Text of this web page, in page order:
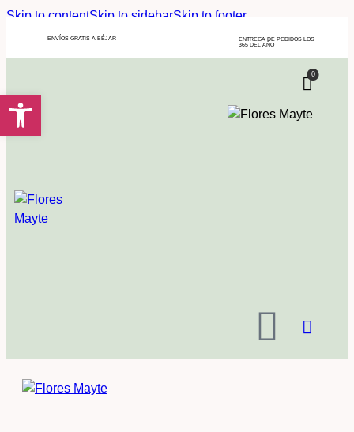
Skip to contentSkip to sidebarSkip to footer
ENVÍOS GRATIS A BÉJAR
ENTREGA DE PEDIDOS LOS
365 DEL AÑO
0
Abrir barra de herramientas